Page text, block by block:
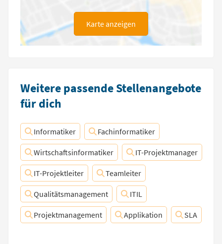
Karte anzeigen
Weitere passende Stellenangebote
für dich
Informatiker Fachinformatiker
Wirtschaftsinformatiker IT-Projektmanager
IT-Projektleiter Teamleiter
Qualitätsmanagement ITIL
Projektmanagement Applikation SLA